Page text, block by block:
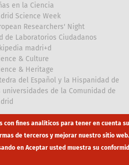
en la Ciencia
Science Week
Researchers' Night
de Laboratorios Ciudadanos
madri+d
& Culture
& Heritage
del Español y la Hispanidad de
universidades de la Comunidad de
fines analíticos para tener en cuenta
de terceros y mejorar nuestro sitio
en Aceptar usted muestra su